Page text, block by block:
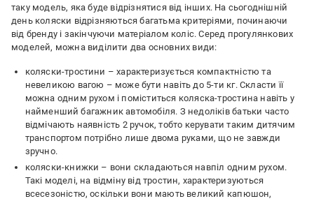
таку модель, яка буде відрізнятися від інших. На сьогоднішній
день коляски відрізняються багатьма критеріями, починаючи
від бренду і закінчуючи матеріалом коліс. Серед прогулянкових
моделей, можна виділити два основних види:
коляски-тростини – характеризується компактністю та
невеликою вагою – може бути навіть до 5-ти кг. Скласти її
можна одним рухом і поміститься коляска-тростина навіть у
найменший багажник автомобіля. З недоліків батьки часто
відмічають наявність 2 ручок, тобто керувати таким дитячим
транспортом потрібно лише двома руками, що не завжди
зручно.
коляски-книжки – вони складаються навпіл одним рухом.
Такі моделі, на відміну від тростин, характеризуються
всесезоністю, оскільки вони мають великий капюшон,